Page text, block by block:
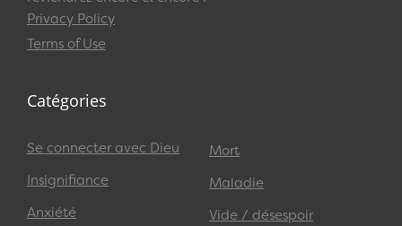
Privacy Policy
Terms of Use
Catégories
Se connecter avec Dieu
Insignifiance
Anxiété
Mort
Maladie
Vide / désespoir